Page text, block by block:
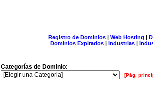
Registro de Dominios| Web Hosting |
Dominios Expirados | Industrias |
Categorías de Dominio:
[Pág.